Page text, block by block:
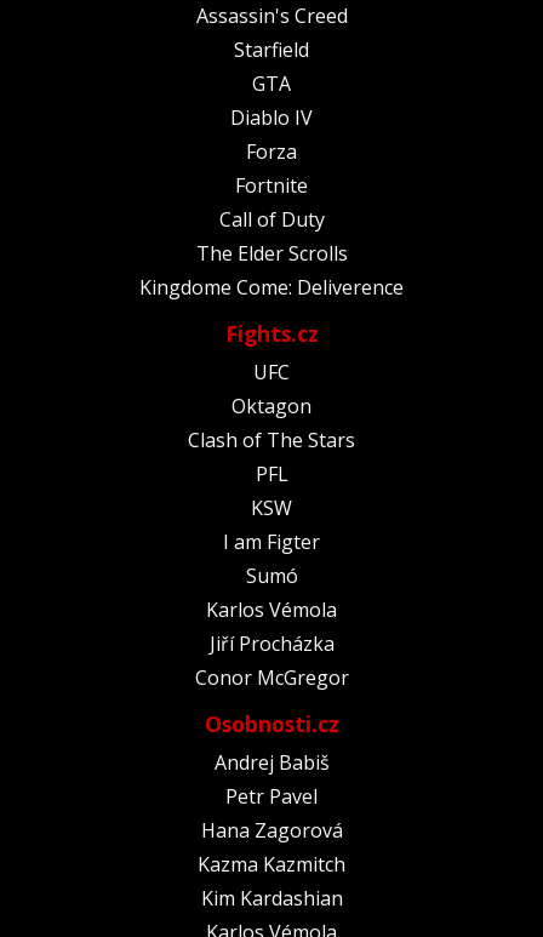
Assassin's Creed
Starfield
GTA
Diablo IV
Forza
Fortnite
Call of Duty
The Elder Scrolls
Kingdome Come: Deliverence
Fights.cz
UFC
Oktagon
Clash of The Stars
PFL
KSW
I am Figter
Sumó
Karlos Vémola
Jiří Procházka
Conor McGregor
Osobnosti.cz
Andrej Babiš
Petr Pavel
Hana Zagorová
Kazma Kazmitch
Kim Kardashian